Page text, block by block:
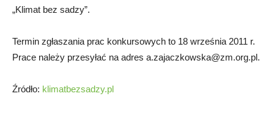
„Klimat bez sadzy”.
Termin zgłaszania prac konkursowych to 18 września 2011 r.
Prace należy przesyłać na adres a.zajaczkowska@zm.org.pl.
Źródło: klimatbezsadzy.pl